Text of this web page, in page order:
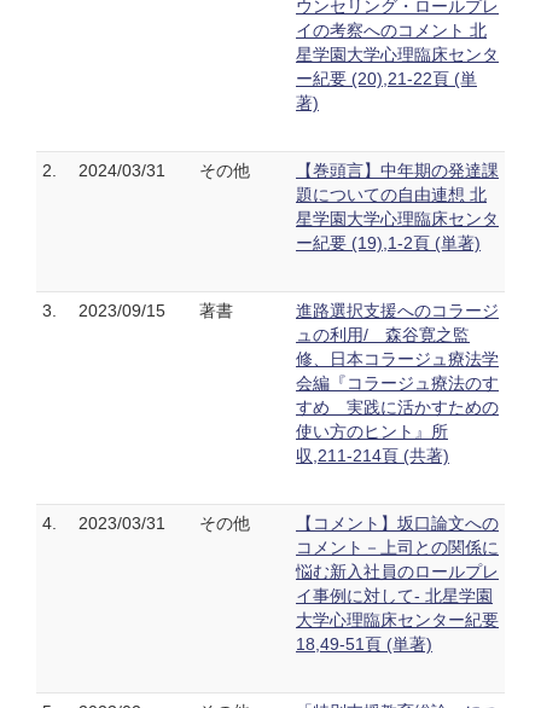
ウンセリング・ロールプレ
イの考察へのコメント 北
星学園大学心理臨床センタ
ー紀要 (20),21-22頁 (単
著)
2. 2024/03/31 その他
【巻頭言】中年期の発達課
題についての自由連想 北
星学園大学心理臨床センタ
ー紀要 (19),1-2頁 (単著)
3. 2023/09/15 著書
進路選択支援へのコラージ
ュの利用/ 森谷寛之監
修、日本コラージュ療法学
会編『コラージュ療法のす
すめ 実践に活かすための
使い方のヒント』所
収,211-214頁 (共著)
4. 2023/03/31 その他
【コメント】坂口論文への
コメント－上司との関係に
悩む新入社員のロールプレ
イ事例に対して- 北星学園
大学心理臨床センター紀要
18,49-51頁 (単著)